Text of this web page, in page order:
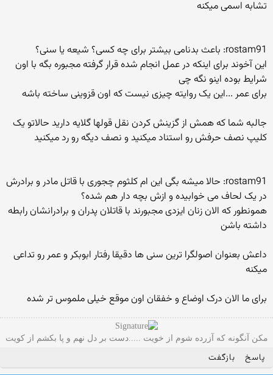
تشابه اسمی میکنه
rostam91: باعث بدنامی بیشتر برای چه کسی؟ شیعه یا سنی؟
این آخوند برای اینکه در عمل انجام شده قرار گرفته مجبوره بگه با اون
شرایط بوده اینو نگه چی
برای عمر ...این یک روایته چیزی نیست که اون قزوینی ساخته باشه
جالبه شما که همش از گزینش کردن نقل قولها گلایه دارید حالاتو یک
کلیپ نصف حرفش رو استناد میکنید و نصف دیگه رو رد میکنید
rostam91: حالا میشه بگی این ام کلثوم چجوری با قاتل مادر و برادرش
در یک لحاف می خوابیده و ازش بچه دار هم شده؟
همونطور که الان زنان ایزدی مجبورند با قاتلان پدران و برادرانشان رابطه
داشته باشن
داعش بعنوان اصولگرا ترین سنی ها دقیقا رفتار ابوبکر و عمر رو تداعی
میکنه
برای ما الان درک اوضاع و خفقان اون موقع خیلی ملموس تر شده
مکن آنگونه که آزرده شوم از خویت .....دست بر دل نهم و پا بکشم از کویت
پاسخ بازگفت